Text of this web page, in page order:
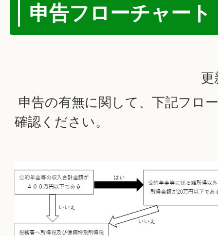
申告フローチャート
更
申告の有無に関して、下記フロ
確認ください。